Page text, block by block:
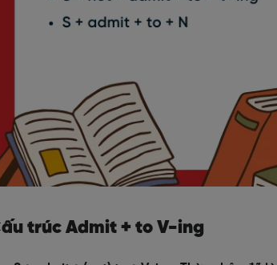
trúc Admit + to V-ing